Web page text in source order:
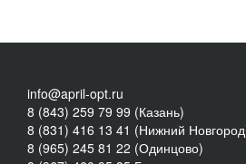
info@april-opt.ru
8 (843) 259 79 99 (Казань)
8 (831) 416 13 41 (Нижний
8 (965) 245 81 22 (Одинцово)